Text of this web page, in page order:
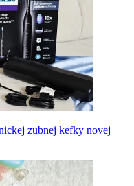
zubnej kefky novej